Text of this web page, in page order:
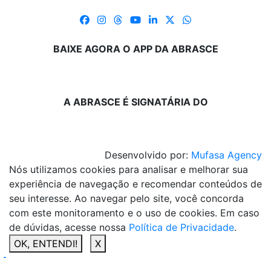
BAIXE AGORA O APP DA ABRASCE
A ABRASCE É SIGNATÁRIA DO
Desenvolvido por: Mufasa Agency
Nós utilizamos cookies para analisar e melhorar sua
experiência de navegação e recomendar conteúdos de
seu interesse. Ao navegar pelo site, você concorda
com este monitoramento e o uso de cookies. Em caso
de dúvidas, acesse nossa Política de Privacidade.
OK, ENTENDI!
X